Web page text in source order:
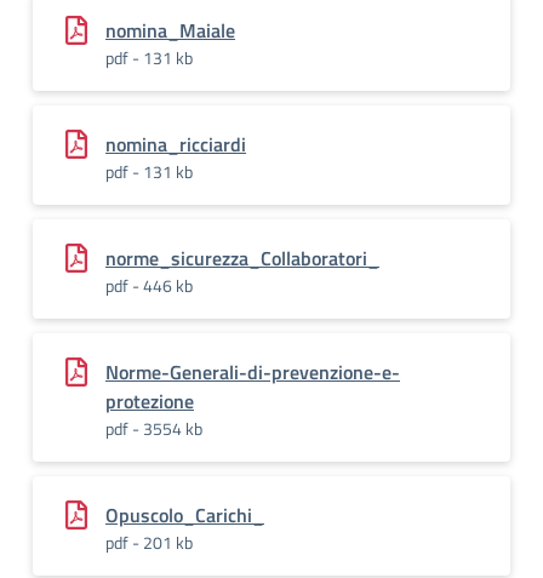
nomina_Maiale
pdf - 131 kb
nomina_ricciardi
pdf - 131 kb
norme_sicurezza_Collaboratori_
pdf - 446 kb
Norme-Generali-di-prevenzione-e-
protezione
pdf - 3554 kb
Opuscolo_Carichi_
pdf - 201 kb